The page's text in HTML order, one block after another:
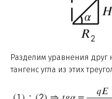
Разделим уравнения друг
тангенс угла из этих